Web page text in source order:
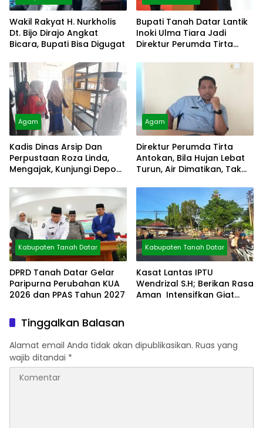
Wakil Rakyat H. Nurkholis
Dt. Bijo Dirajo Angkat
Bicara, Bupati Bisa Digugat
Bupati Tanah Datar Lantik
Inoki Ulma Tiara Jadi
Direktur Perumda Tirta
Agam
Kadis Dinas Arsip Dan
Perpustaan Roza Linda,
Mengajak, Kunjungi Depo
Agam
Direktur Perumda Tirta
Antokan, Bila Hujan Lebat
Turun, Air Dimatikan, Tak
Kabupaten Tanah Datar
DPRD Tanah Datar Gelar
Paripurna Perubahan KUA
2026 dan PPAS Tahun 2027
Kabupaten Tanah Datar
Kasat Lantas IPTU
Wendrizal S.H; Berikan Rasa
Aman Intensifkan Giat
Tinggalkan Balasan
Alamat email Anda tidak akan dipublikasikan. Ruas yang
wajib ditandai *